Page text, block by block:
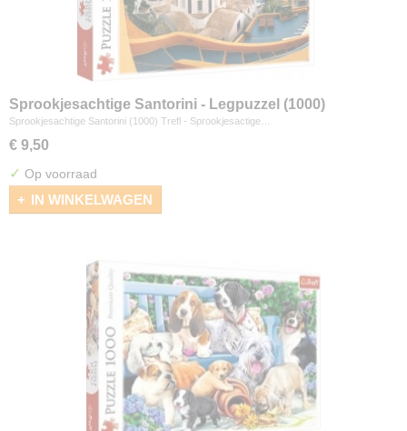
Sprookjesachtige Santorini - Legpuzzel (1000)
Sprookjesachtige Santorini (1000) Trefl - Sprookjesactige…
€ 9,50
✓ Op voorraad
IN WINKELWAGEN